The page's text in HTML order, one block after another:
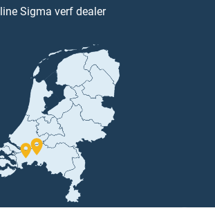
Sigma verf dealer